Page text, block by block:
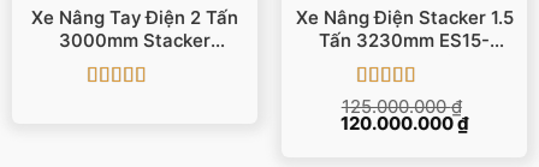
Xe Nâng Tay Điện 2 Tấn
3000mm Stacker
RSC202 EP
Xe Nâng Điện Stacker 1.5
Tấn 3230mm ES15-
33DM IMOW/EP
Được xếp
hạng55 sao
125.000.000₫
Giá
120.000.000₫Giá
hiện